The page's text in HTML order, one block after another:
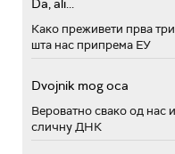
Da, ali...
Како преживети прва
шта нас припрема ЕУ
Dvojnik mog oca
Вероватно свако од нас
сличну ДНК